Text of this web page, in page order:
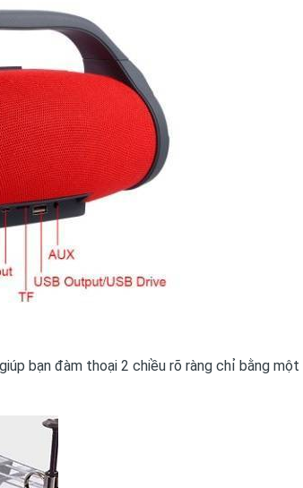
bạn đàm thoại 2 chiều rõ ràng chỉ bằng